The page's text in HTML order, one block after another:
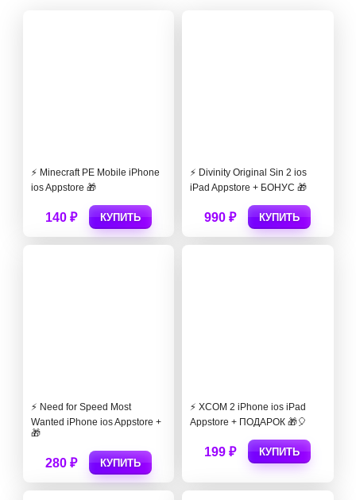
⚡️ Minecraft PE Mobile iPhone
ios Appstore 🎁
140 ₽ КУПИТЬ
⚡️ Divinity Original Sin 2 ios
iPad Appstore + БОНУС 🎁
990 ₽ КУПИТЬ
⚡️ Need for Speed Most
Wanted iPhone ios Appstore +
🎁
280 ₽ КУПИТЬ
⚡️ XCOM 2 iPhone ios iPad
Appstore + ПОДАРОК 🎁🎈
199 ₽ КУПИТЬ